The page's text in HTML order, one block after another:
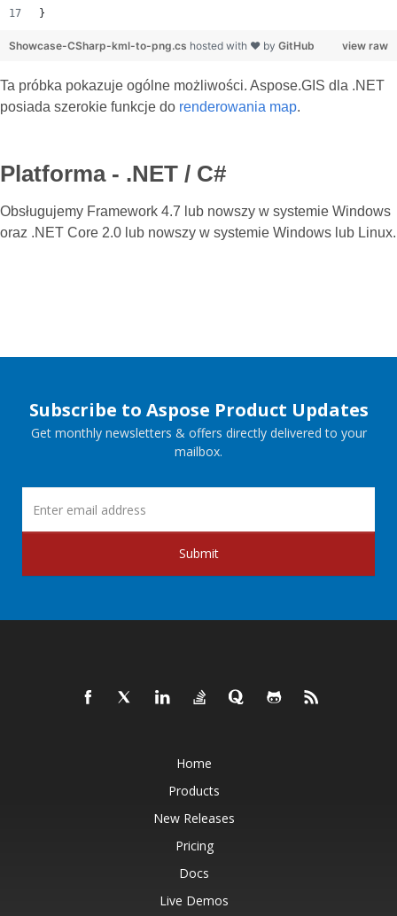
}
view raw
Showcase-CSharp-kml-to-png.cs hosted with ❤ by GitHub
Ta próbka pokazuje ogólne możliwości. Aspose.GIS dla .NET
posiada szerokie funkcje do renderowania map.
Platforma - .NET / C#
Obsługujemy Framework 4.7 lub nowszy w systemie Windows
oraz .NET Core 2.0 lub nowszy w systemie Windows lub Linux.
Subscribe to Aspose Product Updates
Get monthly newsletters & offers directly delivered to your
mailbox.
Submit
Home
Products
New Releases
Pricing
Docs
Live Demos